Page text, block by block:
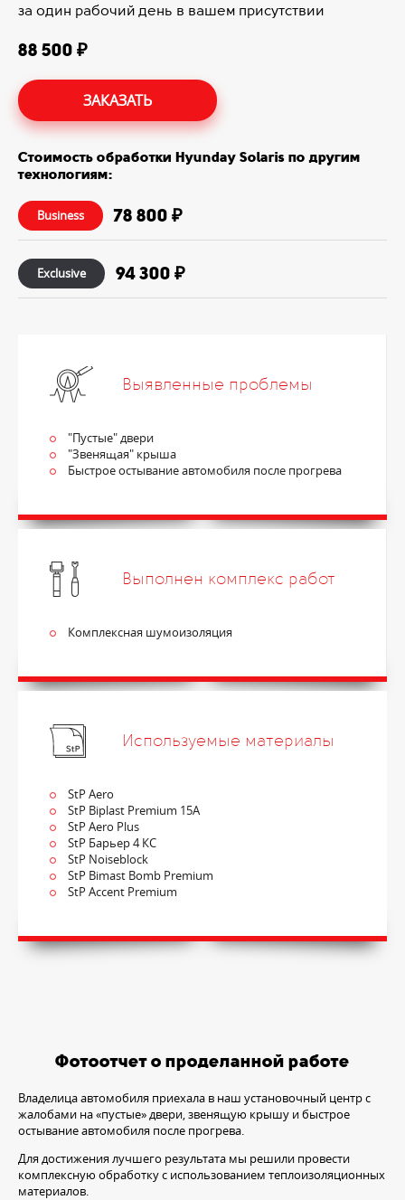
за один рабочий день в вашем присутствии
88 500 ₽
ЗАКАЗАТЬ
Стоимость обработки Hyunday Solaris по другим
технологиям:
Business 78 800 ₽
Exclusive 94 300 ₽
Выявленные проблемы
"Пустые" двери
"Звенящая" крыша
Быстрое остывание автомобиля после прогрева
Выполнен комплекс работ
Комплексная шумоизоляция
Используемые материалы
StP Aero
StP Biplast Premium 15A
StP Aero Plus
StP Барьер 4 КС
StP Noiseblock
StP Bimast Bomb Premium
StP Accent Premium
Фотоотчет о проделанной работе
Владелица автомобиля приехала в наш установочный центр с
жалобами на «пустые» двери, звенящую крышу и быстрое
остывание автомобиля после прогрева.
Для достижения лучшего результата мы решили провести
комплексную обработку с использованием теплоизоляционных
материалов.